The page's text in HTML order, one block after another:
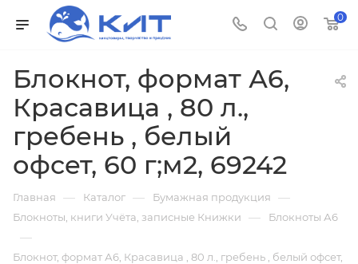
0
Блокнот, формат А6,
Красавица , 80 л.,
гребень , белый
офсет, 60 г;м2, 69242
Главная — Каталог — Бумажная продукция —
Блокноты, книги Учёта, записные Книжки — Блокноты А6
—
Блокнот, формат А6, Красавица , 80 л., гребень , белый офсет,